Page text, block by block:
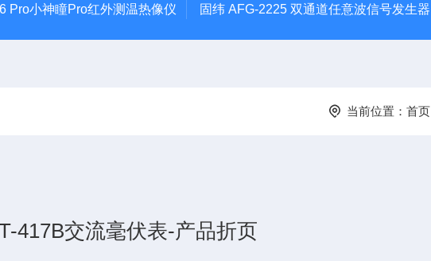
Pro小神瞳Pro红外测温热像仪 固纬 AFG-2225 双通道任意波信号发生器
当前位置： 首页
417B交流毫伏表-产品折页